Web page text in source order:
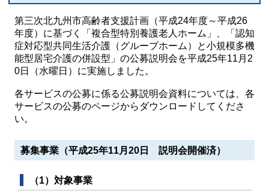
第三次北九州市高齢者支援計画（平成24年度～平成26
年度）に基づく「複合型特別養護老人ホーム」、「認知
症対応型共同生活介護（グループホーム）と小規模多機
能型居宅介護の併設型」の公募説明会を平成25年11月2
0日（水曜日）に実施しました。
各サービスの公募に係る公募説明会資料については、各
サービスの公募のページからダウンロードしてくださ
い。
募集事業（平成25年11月20日 説明会開催済）
（1）対象事業